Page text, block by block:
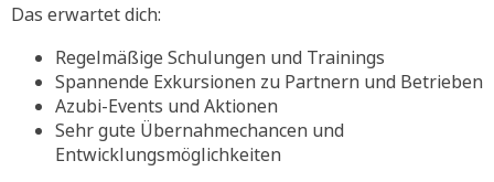
Das erwartet dich:
Regelmäßige Schulungen und Trainings
Spannende Exkursionen zu Partnern und Betrieben
Azubi-Events und Aktionen
Sehr gute Übernahmechancen und
Entwicklungsmöglichkeiten